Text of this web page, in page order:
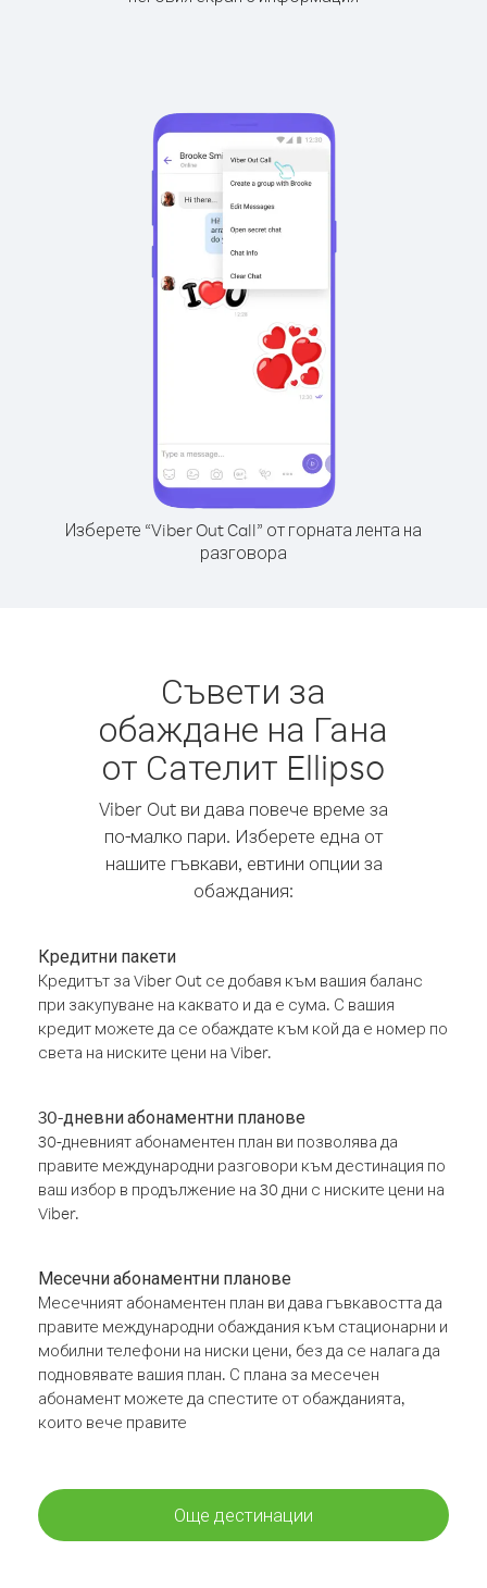
Изберете “Viber Out Call” от горната лента на
разговора
Съвети за
обаждане на Гана
от Сателит Ellipso
Viber Out ви дава повече време за
по-малко пари. Изберете една от
нашите гъвкави, евтини опции за
обаждания:
Кредитни пакети
Кредитът за Viber Out се добавя към вашия баланс
при закупуване на каквато и да е сума. С вашия
кредит можете да се обаждате към кой да е номер по
света на ниските цени на Viber.
30-дневни абонаментни планове
30-дневният абонаментен план ви позволява да
правите международни разговори към дестинация по
ваш избор в продължение на 30 дни с ниските цени на
Viber.
Месечни абонаментни планове
Месечният абонаментен план ви дава гъвкавостта да
правите международни обаждания към стационарни и
мобилни телефони на ниски цени, без да се налага да
подновявате вашия план. С плана за месечен
абонамент можете да спестите от обажданията,
които вече правите
Още дестинации